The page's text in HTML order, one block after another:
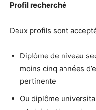
Profil recherché
Deux profils sont
Diplôme de niveau
moins cinq années
pertinente
Ou diplôme